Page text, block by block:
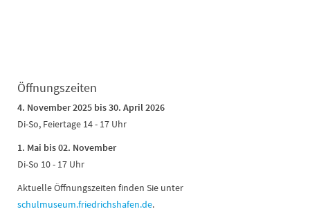
Öffnungszeiten
4. November 2025 bis 30. April 2026
Di-So, Feiertage 14 - 17 Uhr
1. Mai bis 02. November
Di-So 10 - 17 Uhr
Aktuelle Öffnungszeiten finden Sie unter
schulmuseum.friedrichshafen.de.